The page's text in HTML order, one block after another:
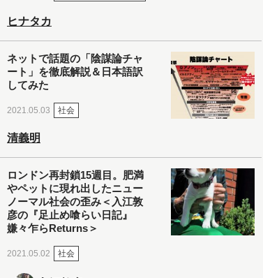
ヒナタカ
ネットで話題の「陰謀論チャ
ート」を徹底解説＆日本語訳
してみた
2021.05.03 社会
清義明
ロンドン再封鎖15週目。肥満
やペットに現れ出したニュー
ノーマル社会の歪み＜入江敦
彦の『足止め喰らい日記』
嫌々乍らReturns＞
2021.05.02 社会